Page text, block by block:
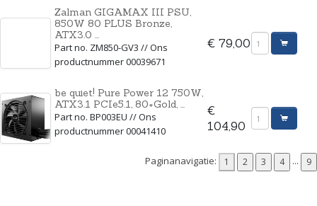
Zalman GIGAMAX III PSU,
850W 80 PLUS Bronze,
ATX3.0 ...
Part no. ZM850-GV3 // Ons
productnummer 00039671
€ 79,00
be quiet! Pure Power 12 750W,
ATX3.1 PCIe5.1, 80+Gold, ...
Part no. BP003EU // Ons
productnummer 00041410
€
104,90
Paginanavigatie: ...